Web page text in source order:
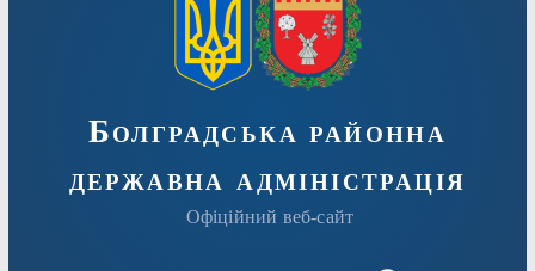
Болградська районна
державна адміністрація
Офіційний веб-сайт